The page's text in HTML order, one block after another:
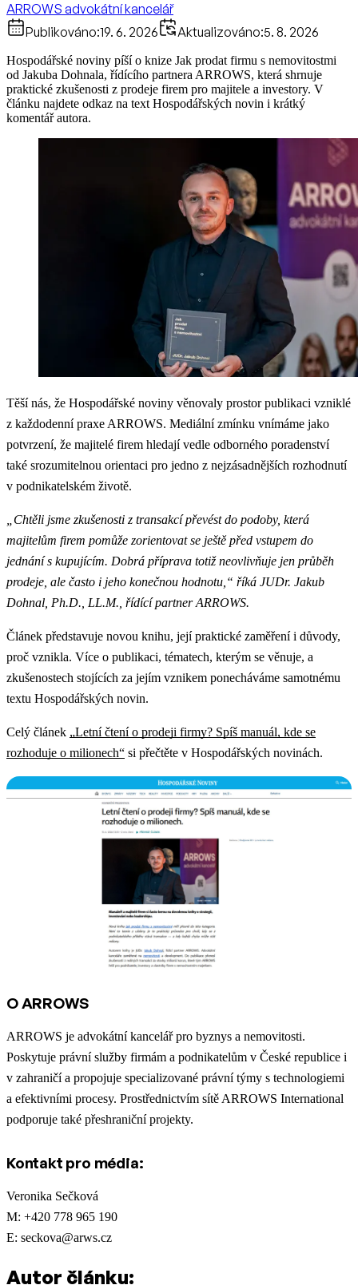
ARROWS advokátní kancelář
Publikováno:19. 6. 2026 Aktualizováno:5. 8. 2026
Hospodářské noviny píší o knize Jak prodat firmu s nemovitostmi
od Jakuba Dohnala, řídícího partnera ARROWS, která shrnuje
praktické zkušenosti z prodeje firem pro majitele a investory. V
článku najdete odkaz na text Hospodářských novin i krátký
komentář autora.
Těší nás, že Hospodářské noviny věnovaly prostor publikaci vzniklé
z každodenní praxe ARROWS. Mediální zmínku vnímáme jako
potvrzení, že majitelé firem hledají vedle odborného poradenství
také srozumitelnou orientaci pro jedno z nejzásadnějších rozhodnutí
v podnikatelském životě.
„Chtěli jsme zkušenosti z transakcí převést do podoby, která
majitelům firem pomůže zorientovat se ještě před vstupem do
jednání s kupujícím. Dobrá příprava totiž neovlivňuje jen průběh
prodeje, ale často i jeho konečnou hodnotu,“ říká JUDr. Jakub
Dohnal, Ph.D., LL.M., řídící partner ARROWS.
Článek představuje novou knihu, její praktické zaměření i důvody,
proč vznikla. Více o publikaci, tématech, kterým se věnuje, a
zkušenostech stojících za jejím vznikem ponecháváme samotnému
textu Hospodářských novin.
Celý článek „Letní čtení o prodeji firmy? Spíš manuál, kde se
rozhoduje o milionech“ si přečtěte v Hospodářských novinách.
O ARROWS
ARROWS je advokátní kancelář pro byznys a nemovitosti.
Poskytuje právní služby firmám a podnikatelům v České republice i
v zahraničí a propojuje specializované právní týmy s technologiemi
a efektivními procesy. Prostřednictvím sítě ARROWS International
podporuje také přeshraniční projekty.
Kontakt pro média:
Veronika Sečková
M: +420 778 965 190
E: seckova@arws.cz
Autor článku: